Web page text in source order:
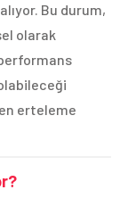
Bu durum,
olarak
erteleme